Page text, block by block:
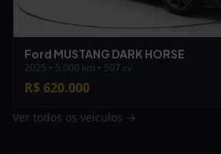
Ford MUSTANG DARK HORSE
2025 • 5.000 km • 507 cv
R$ 620.000
Ver todos os veículos →